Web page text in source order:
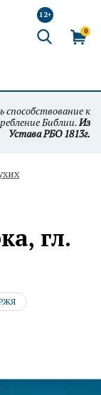
12+
0
к
Библии.Из
Устава РБО 1813г.
гл.